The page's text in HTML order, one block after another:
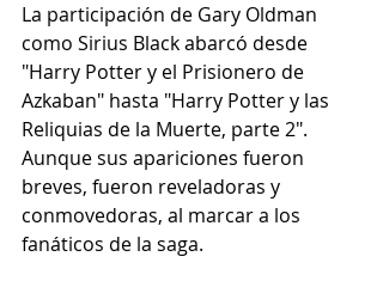
La participación de Gary Oldman
como Sirius Black abarcó desde
"Harry Potter y el Prisionero de
Azkaban" hasta "Harry Potter y las
Reliquias de la Muerte, parte 2".
Aunque sus apariciones fueron
breves, fueron reveladoras y
conmovedoras, al marcar a los
fanáticos de la saga.